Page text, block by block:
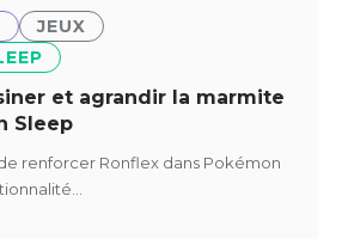
JEUX
et agrandir la marmite
Sleep
renforcer Ronflex dans Pokémon